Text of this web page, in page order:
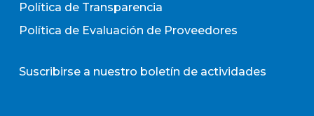
Política de Transparencia
Política de Evaluación de Proveedores
Suscribirse a nuestro boletín de actividades